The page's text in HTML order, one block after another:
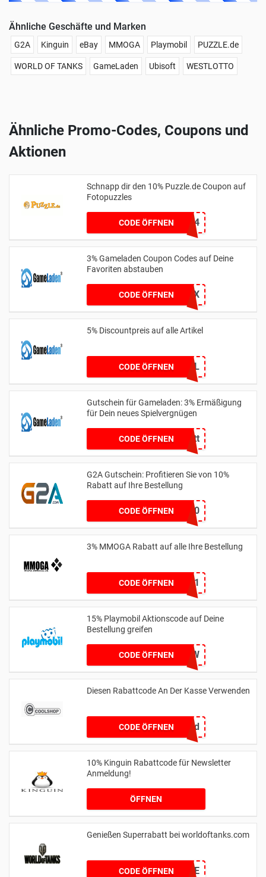
Ähnliche Geschäfte und Marken
G2A Kinguin eBay MMOGA Playmobil PUZZLE.de
WORLD OF TANKS GameLaden Ubisoft WESTLOTTO
Ähnliche Promo-Codes, Coupons und
Aktionen
Schnapp dir den 10% Puzzle.de Coupon auf
Fotopuzzles
CODE ÖFFNEN
MEINPUZZLE2024
3% Gameladen Coupon Codes auf Deine
Favoriten abstauben
CODE ÖFFNEN GPX
5% Discountpreis auf alle Artikel
CODE ÖFFNEN
5%RabattbeiGL
Gutschein für Gameladen: 3% Ermäßigung
für Dein neues Spielvergnügen
CODE ÖFFNENGL3Rabatt
G2A Gutschein: Profitieren Sie von 10%
Rabatt auf Ihre Bestellung
CODE ÖFFNENG2AXGG10
3% MMOGA Rabatt auf alle Ihre Bestellung
CODE ÖFFNEN
MMOGA2021
15% Playmobil Aktionscode auf Deine
Bestellung greifen
CODE ÖFFNENDEA1NEW
Diesen Rabattcode An Der Kasse Verwenden
CODE ÖFFNENmermaid
10% Kinguin Rabattcode für Newsletter
Anmeldung!
ÖFFNEN
Genießen Superrabatt bei worldoftanks.com
CODE ÖFFNEN
MANKERCODE